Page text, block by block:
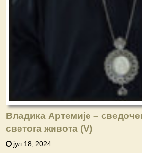
Владика Артемије –
светога живота (V)
јул 18, 2024